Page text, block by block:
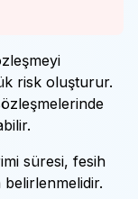
risk oluşturur.
süresi, fesih
belirlenmelidir.